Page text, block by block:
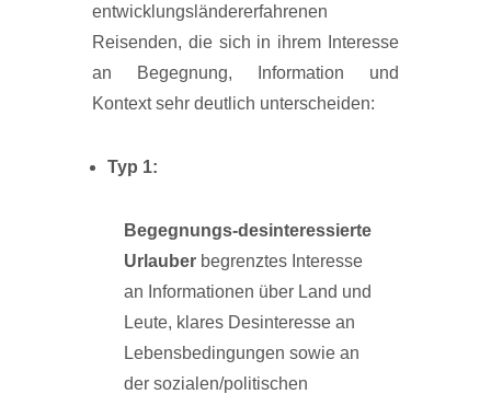
entwicklungsländererfahrenen
Reisenden, die sich in ihrem Interesse
an Begegnung, Information und
Kontext sehr deutlich unterscheiden:
Typ 1:
Begegnungs-desinteressierte
Urlauber begrenztes Interesse
an Informationen über Land und
Leute, klares Desinteresse an
Lebensbedingungen sowie an
der sozialen/politischen